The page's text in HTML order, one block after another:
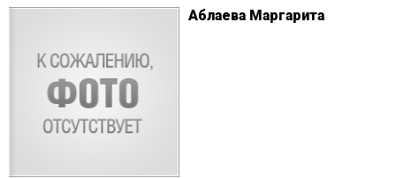
Аблаева Маргарита